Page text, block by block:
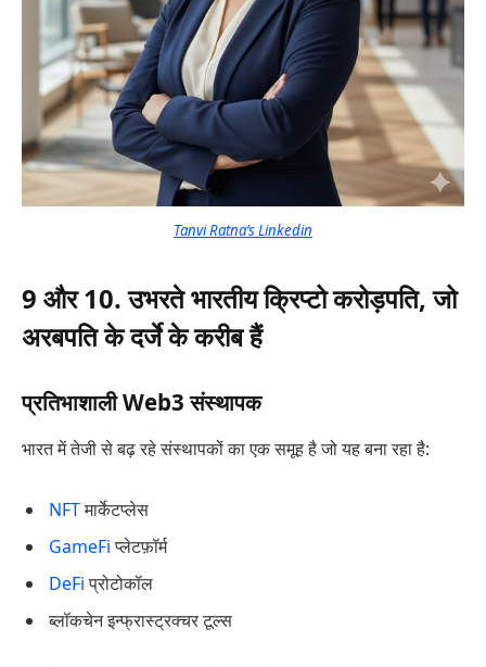
Tanvi Ratna’s Linkedin
9 और 10. उभरते भारतीय क्रिप्टो करोड़पति, जो
अरबपति के दर्जे के करीब हैं
प्रतिभाशाली Web3 संस्थापक
भारत में तेजी से बढ़ रहे संस्थापकों का एक समूह है जो यह बना रहा है:
NFTमार्केटप्लेस
GameFiप्लेटफ़ॉर्म
DeFiप्रोटोकॉल
ब्लॉकचेन इन्फ्रास्ट्रक्चर टूल्स